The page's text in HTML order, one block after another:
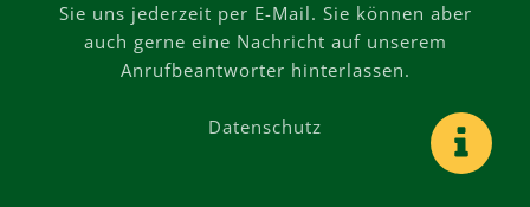
Sie uns jederzeit per E-Mail. Sie können aber
auch gerne eine Nachricht auf unserem
Anrufbeantworter hinterlassen.
Datenschutz